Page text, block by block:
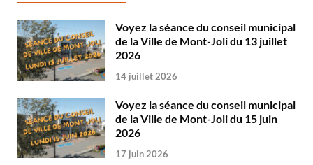
Voyez la séance du conseil municipal
de la Ville de Mont-Joli du 13 juillet
2026
14 juillet 2026
Voyez la séance du conseil municipal
de la Ville de Mont-Joli du 15 juin
2026
17 juin 2026